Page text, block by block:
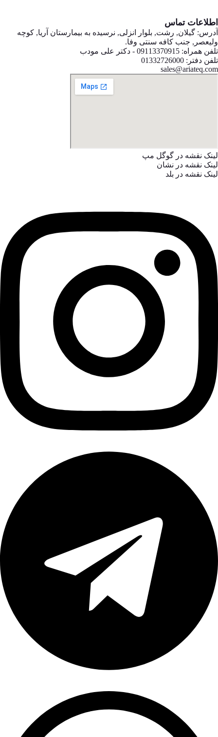
اطلاعات تماس
آدرس: گیلان, رشت, بلوار انزلی, نرسیده به بیمارستان آریا, کوچه
ولیعصر, جنب کافه سنتی وفا.
تلفن همراه: 09113370915 - دکتر علی مودب
تلفن دفتر: 01332726000
sales@ariateq.com
لینک نقشه در گوگل مپ
لینک نقشه در نشان
لینک نقشه در بلد